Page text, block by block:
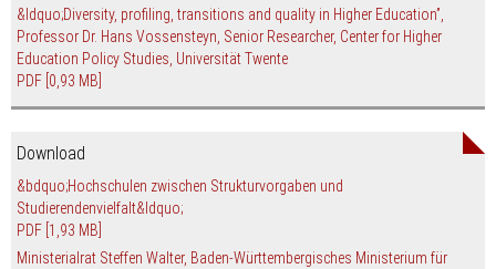
&ldquo;Diversity, profiling, transitions and quality in Higher Education”,
Professor Dr. Hans Vossensteyn, Senior Researcher, Center for Higher
Education Policy Studies, Universität Twente
PDF [0,93 MB]
Download
&bdquo;Hochschulen zwischen Strukturvorgaben und
Studierendenvielfalt&ldquo;
PDF [1,93 MB]
Ministerialrat Steffen Walter, Baden-Württembergisches Ministerium für